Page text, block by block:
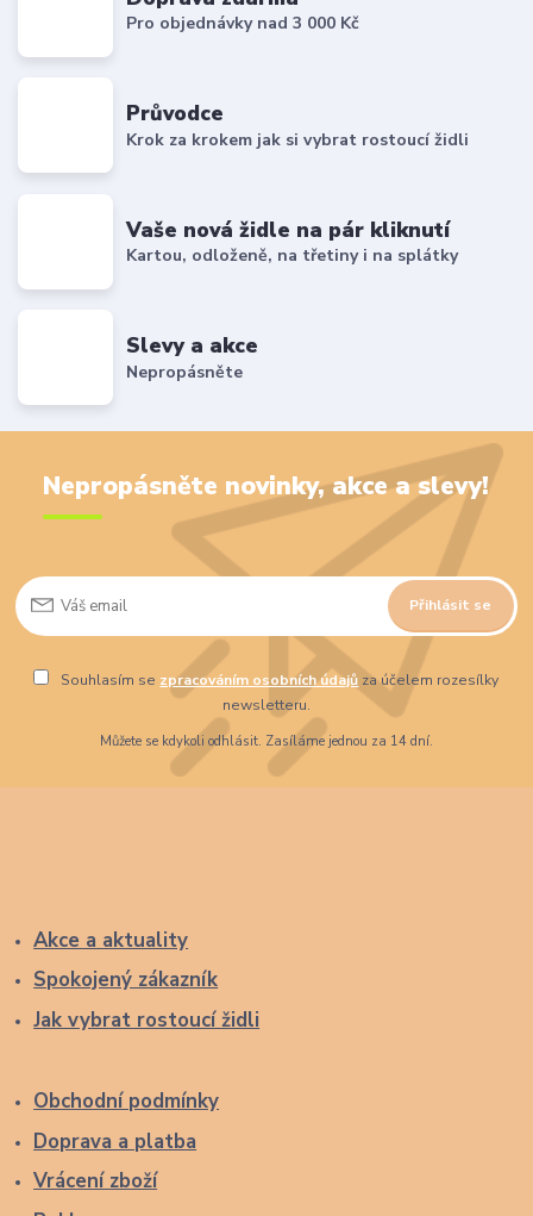
Pro objednávky nad 3 000 Kč
Průvodce
Krok za krokem jak si vybrat rostoucí židli
Vaše nová židle na pár kliknutí
Kartou, odloženě, na třetiny i na splátky
Slevy a akce
Nepropásněte
Nepropásněte novinky, akce a slevy!
Přihlásit se
Souhlasím se zpracováním osobních údajů za účelem rozesílky
newsletteru.
Můžete se kdykoli odhlásit. Zasíláme jednou za 14 dní.
Akce a aktuality
Spokojený zákazník
Jak vybrat rostoucí židli
Obchodní podmínky
Doprava a platba
Vrácení zboží